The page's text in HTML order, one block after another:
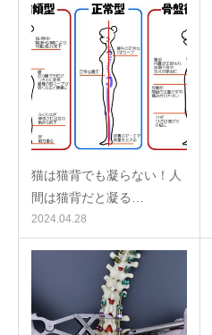
猫は猫背でも凝らない！人
間は猫背だと凝る…
2024.04.28